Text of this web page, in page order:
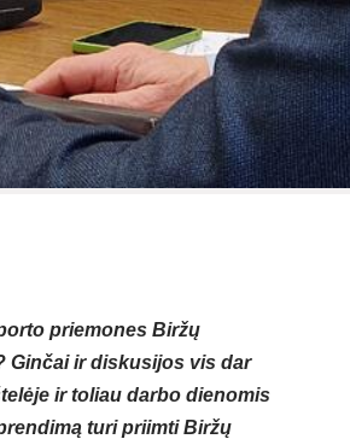
priemones Biržų
Ginčai ir diskusijos vis dar
ir toliau darbo dienomis
turi priimti Biržų